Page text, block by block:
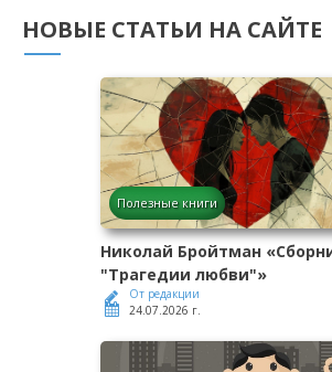
НОВЫЕ СТАТЬИ НА САЙТЕ
Полезные книги
Николай Бройтман
"Трагедии любви"»
От редакции
24.07.2026 г.